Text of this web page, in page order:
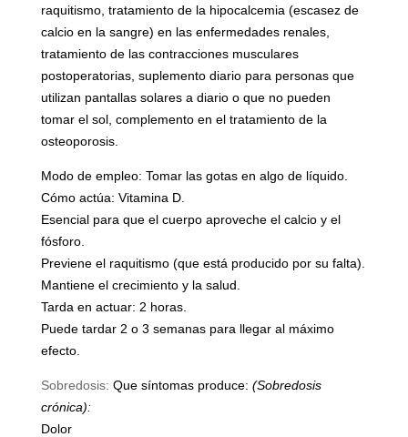
raquitismo, tratamiento de la hipocalcemia (escasez de
calcio en la sangre) en las enfermedades renales,
tratamiento de las contracciones musculares
postoperatorias, suplemento diario para personas que
utilizan pantallas solares a diario o que no pueden
tomar el sol, complemento en el tratamiento de la
osteoporosis.
Modo de empleo: Tomar las gotas en algo de líquido.
Cómo actúa: Vitamina D.
Esencial para que el cuerpo aproveche el calcio y el
fósforo.
Previene el raquitismo (que está producido por su falta).
Mantiene el crecimiento y la salud.
Tarda en actuar: 2 horas.
Puede tardar 2 o 3 semanas para llegar al máximo
efecto.
Sobredosis: Que síntomas produce: (Sobredosis
crónica):
Dolor